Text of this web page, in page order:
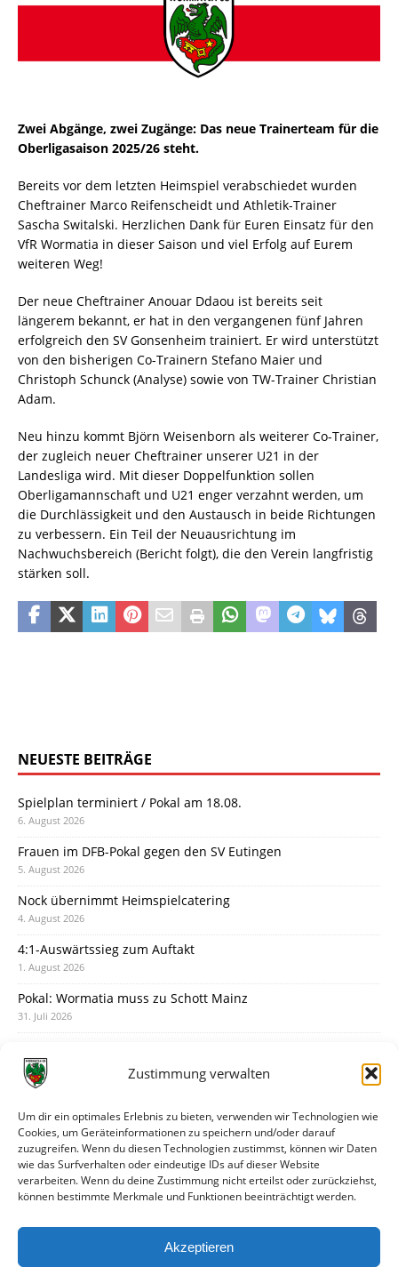
Zustimmung verwalten
Um dir ein optimales Erlebnis zu bieten, verwenden wir Technologien wie
Cookies, um Geräteinformationen zu speichern und/oder darauf
zuzugreifen. Wenn du diesen Technologien zustimmst, können wir Daten
wie das Surfverhalten oder eindeutige IDs auf dieser Website
verarbeiten. Wenn du deine Zustimmung nicht erteilst oder zurückziehst,
können bestimmte Merkmale und Funktionen beeinträchtigt werden.
Akzeptieren
Zwei Abgänge, zwei Zugänge: Das neue Trainerteam für die
Oberligasaison 2025/26 steht.
Bereits vor dem letzten Heimspiel verabschiedet wurden
Cheftrainer Marco Reifenscheidt und Athletik-Trainer
Sascha Switalski. Herzlichen Dank für Euren Einsatz für den
VfR Wormatia in dieser Saison und viel Erfolg auf Eurem
weiteren Weg!
Der neue Cheftrainer Anouar Ddaou ist bereits seit
längerem bekannt, er hat in den vergangenen fünf Jahren
erfolgreich den SV Gonsenheim trainiert. Er wird unterstützt
von den bisherigen Co-Trainern Stefano Maier und
Christoph Schunck (Analyse) sowie von TW-Trainer Christian
Adam.
Neu hinzu kommt Björn Weisenborn als weiterer Co-Trainer,
der zugleich neuer Cheftrainer unserer U21 in der
Landesliga wird. Mit dieser Doppelfunktion sollen
Oberligamannschaft und U21 enger verzahnt werden, um
die Durchlässigkeit und den Austausch in beide Richtungen
zu verbessern. Ein Teil der Neuausrichtung im
Nachwuchsbereich (Bericht folgt), die den Verein langfristig
stärken soll.
NEUESTE BEITRÄGE
Spielplan terminiert / Pokal am 18.08.
6. August 2026
Frauen im DFB-Pokal gegen den SV Eutingen
5. August 2026
Nock übernimmt Heimspielcatering
4. August 2026
4:1-Auswärtssieg zum Auftakt
1. August 2026
Pokal: Wormatia muss zu Schott Mainz
31. Juli 2026
30. Juli 2026
28. Juli 2026
Neuer Rückensponsor
28. Juli 2026
Neue Podcast-Folge: So tickt Björn!
Eindrücke vom Stadionfest
27. Juli 2026